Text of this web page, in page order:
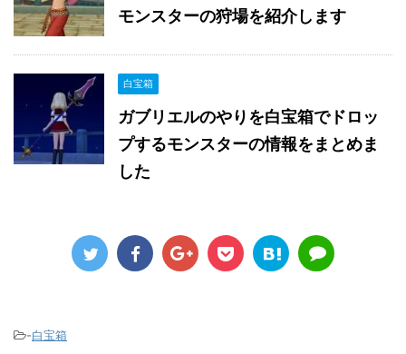
モンスターの狩場を紹介します
白宝箱
ガブリエルのやりを白宝箱でドロッ
プするモンスターの情報をまとめま
した
-白宝箱